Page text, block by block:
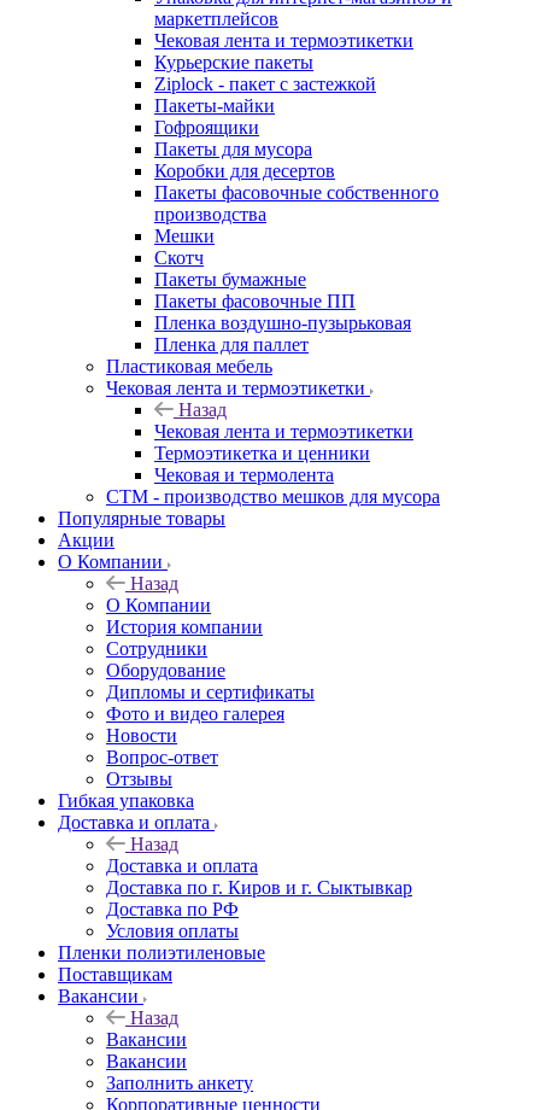
маркетплейсов
Чековая лента и термоэтикетки
Курьерские пакеты
Ziplock - пакет с застежкой
Пакеты-майки
Гофроящики
Пакеты для мусора
Коробки для десертов
Пакеты фасовочные собственного
производства
Мешки
Скотч
Пакеты бумажные
Пакеты фасовочные ПП
Пленка воздушно-пузырьковая
Пленка для паллет
Пластиковая мебель
Чековая лента и термоэтикетки
Назад
Чековая лента и термоэтикетки
Термоэтикетка и ценники
Чековая и термолента
СТМ - производство мешков для мусора
Популярные товары
Акции
О Компании
Назад
О Компании
История компании
Сотрудники
Оборудование
Дипломы и сертификаты
Фото и видео галерея
Новости
Вопрос-ответ
Отзывы
Гибкая упаковка
Доставка и оплата
Назад
Доставка и оплата
Доставка по г. Киров и г. Сыктывкар
Доставка по РФ
Условия оплаты
Пленки полиэтиленовые
Поставщикам
Вакансии
Назад
Вакансии
Вакансии
Заполнить анкету
Корпоративные ценности